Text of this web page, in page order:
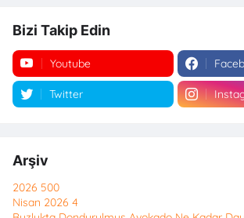
Bizi Takip Edin
Youtube
Twitter
Arşiv
2026 500
Nisan 2026 4